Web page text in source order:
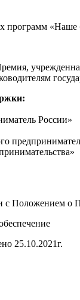
программ «Наше
России»
с Положением о
25.10.2021г.